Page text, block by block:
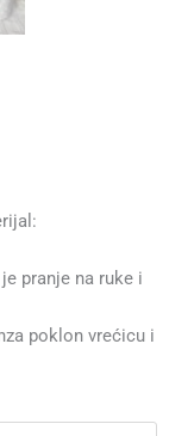
pranje na ruke i
poklon vrećicu i